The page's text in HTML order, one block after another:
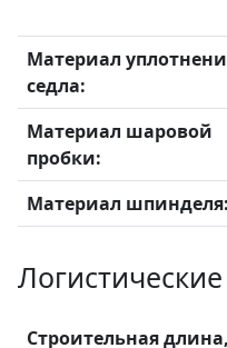
Материал
седла:
Материал шаровой
пробки:
Материал шпинделя:
Строительная